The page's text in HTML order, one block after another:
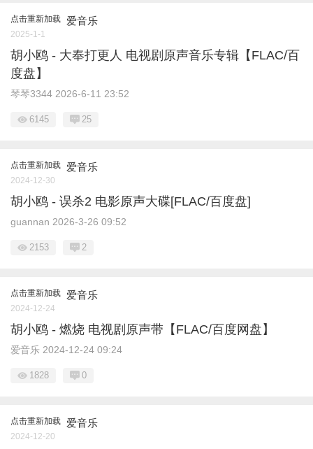
点击重新加载 爱音乐
2025-1-1
胡小鸥 - 大奉打更人 电视剧原声音乐专辑【FLAC/百
度盘】
琴琴3344 2026-6-11 23:52
6145 25
点击重新加载 爱音乐
2024-12-30
胡小鸥 - 误杀2 电影原声大碟[FLAC/百度盘]
guannan 2026-3-26 09:52
2153 2
点击重新加载 爱音乐
2024-12-24
胡小鸥 - 燃烧 电视剧原声带【FLAC/百度网盘】
爱音乐 2024-12-24 09:24
1828 0
点击重新加载 爱音乐
2024-12-20